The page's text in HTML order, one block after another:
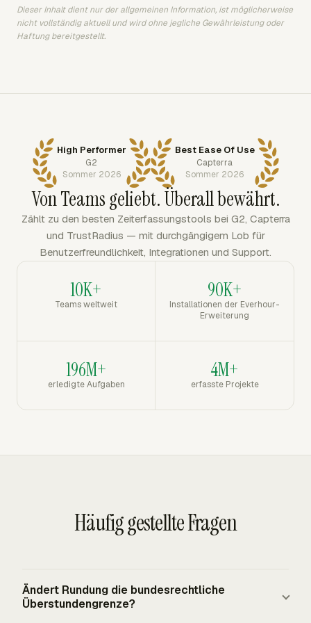
Dieser Inhalt dient nur der allgemeinen Information, ist möglicherweise
nicht vollständig aktuell und wird ohne jegliche Gewährleistung oder
Haftung bereitgestellt.
High Performer
G2
Sommer 2026
Best Ease Of Use
Capterra
Sommer 2026
Von Teams geliebt. Überall bewährt.
Zählt zu den besten Zeiterfassungstools bei G2, Capterra
und TrustRadius — mit durchgängigem Lob für
Benutzerfreundlichkeit, Integrationen und Support.
10K+
Teams weltweit
90K+
Installationen der Everhour-
Erweiterung
196M+
erledigte Aufgaben
4M+
erfasste Projekte
Häufig gestellte Fragen
Ändert Rundung die bundesrechtliche
Überstundengrenze?